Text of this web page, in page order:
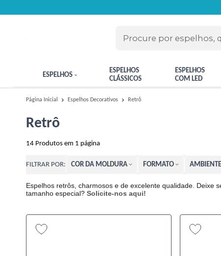
ESPELHOS
ESPELHOS
CLÁSSICOS
ESPELHOS
COM LED
Página Inicial Espelhos Decorativos Retrô
Retrô
14 Produtos em 1 página
FILTRAR POR: COR DA MOLDURA FORMATO
Espelhos retrôs, charmosos e de excelente qualidade. Deixe
tamanho especial? Solicite-nos aqui!